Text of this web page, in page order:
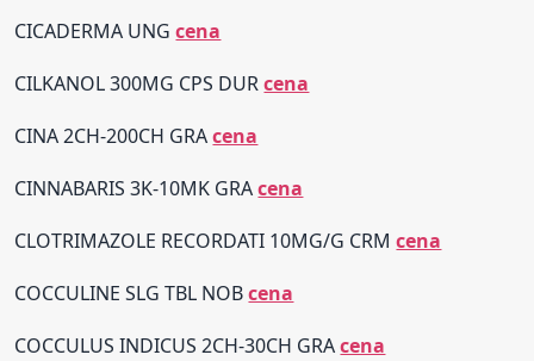
CICADERMA UNGcena
CILKANOL 300MG CPS DURcena
CINA 2CH-200CH GRAcena
CINNABARIS 3K-10MK GRAcena
CLOTRIMAZOLE RECORDATI 10MG/G CRMcena
COCCULINE SLG TBL NOBcena
COCCULUS INDICUS 2CH-30CH GRAcena